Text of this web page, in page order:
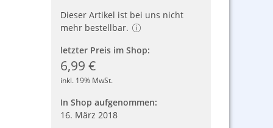
Dieser Artikel ist bei uns nicht
mehr bestellbar.
letzter Preis im Shop:
6,99 €
inkl. 19% MwSt.
In Shop aufgenommen:
16. März 2018